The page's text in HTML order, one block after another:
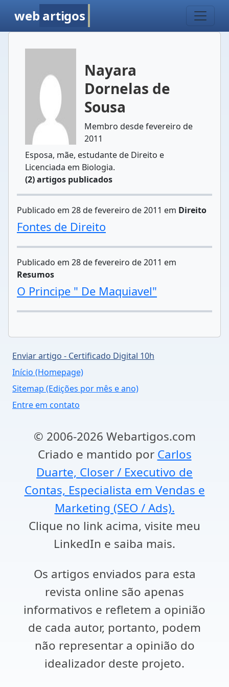
web artigos
Nayara
Dornelas de
Sousa
Membro desde fevereiro de
2011
Esposa, mãe, estudante de Direito e
Licenciada em Biologia.
(2) artigos publicados
Publicado em 28 de fevereiro de 2011 em Direito
Fontes de Direito
Publicado em 28 de fevereiro de 2011 em
Resumos
O Principe " De Maquiavel"
Enviar artigo - Certificado Digital 10h
Início (Homepage)
Sitemap (Edições por mês e ano)
Entre em contato
© 2006-2026 Webartigos.com
Criado e mantido por Carlos
Duarte, Closer / Executivo de
Contas, Especialista em Vendas e
Marketing (SEO / Ads).
Clique no link acima, visite meu
LinkedIn e saiba mais.
Os artigos enviados para esta
revista online são apenas
informativos e refletem a opinião
de cada autor, portanto, podem
não representar a opinião do
idealizador deste projeto.